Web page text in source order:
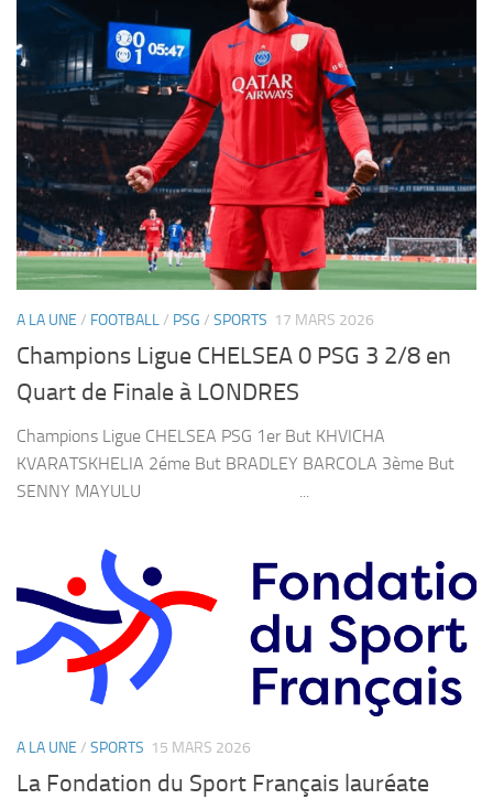
A LA UNE / FOOTBALL/ PSG / SPORTS 17 MARS 2026
Champions Ligue CHELSEA 0 PSG 3 2/8 en
Quart de Finale à LONDRES
Champions Ligue CHELSEA PSG 1er But KHVICHA
KVARATSKHELIA 2éme But BRADLEY BARCOLA 3ème But
SENNY MAYULU ...
A LA UNE / SPORTS 15 MARS 2026
La Fondation du Sport Français lauréate